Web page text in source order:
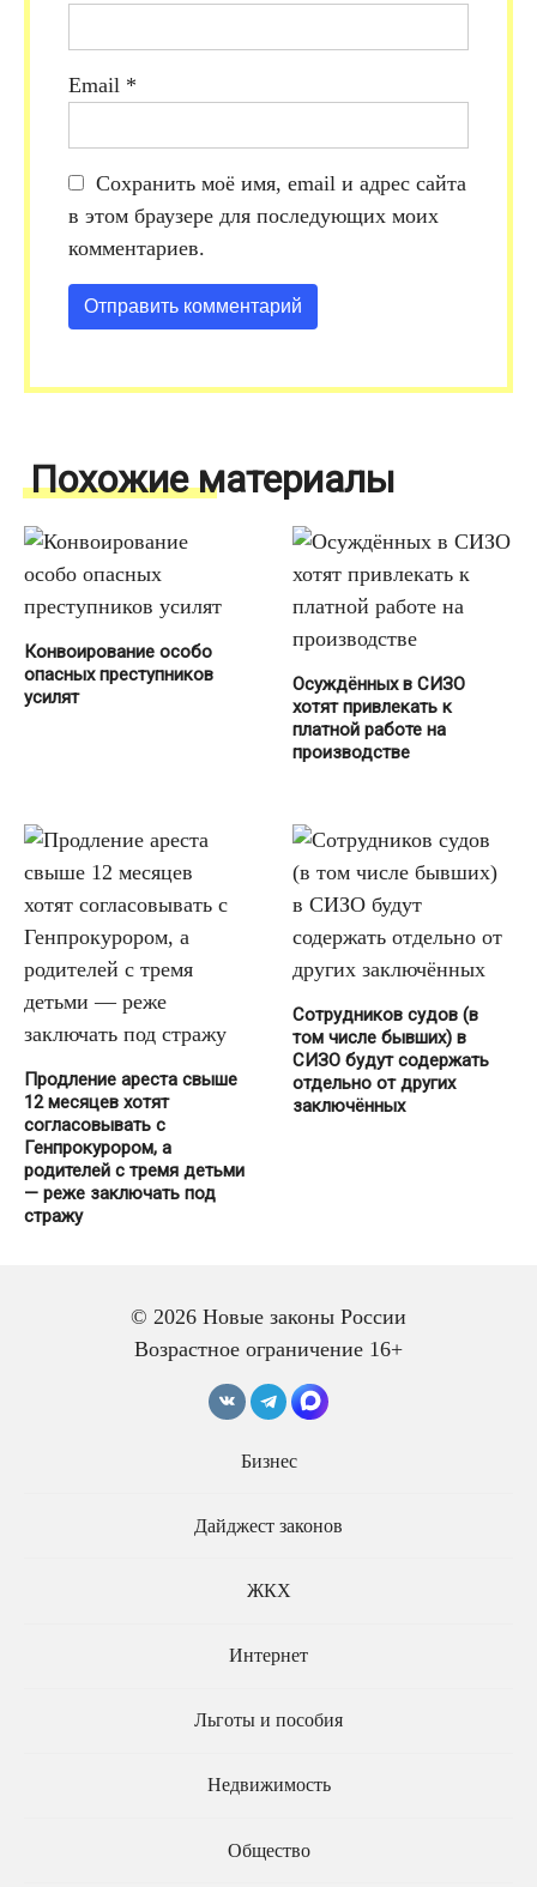
Email *
Сохранить моё имя, email и адрес сайта
в этом браузере для последующих моих
комментариев.
Похожие материалы
Конвоирование особо
опасных преступников
усилят
Осуждённых в СИЗО
хотят привлекать к
платной работе на
производстве
Продление ареста свыше
12 месяцев хотят
согласовывать с
Генпрокурором, а
родителей с тремя детьми
— реже заключать под
стражу
Сотрудников судов (в
том числе бывших) в
СИЗО будут содержать
отдельно от других
заключённых
смогут обращаться за
разрешат посещать врача
Бывшим заключённым,
© 2026 Новые законы России
Возрастное ограничение 16+
Бизнес
Дайджест законов
ЖКХ
Интернет
Льготы и пособия
Недвижимость
Общество